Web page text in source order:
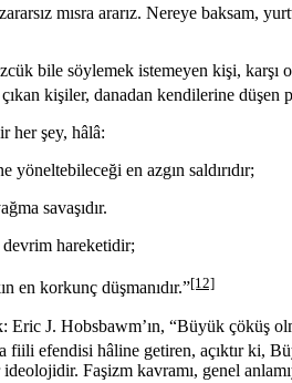
mısra ararız. Nereye baksam,
bile söylemek istemeyen kişi,
kişiler, danadan kendilerine düşen
her şey, hâlâ:
en azgın saldırıdır;
savaşıdır.
hareketidir;
en korkunç düşmanıdır.”[12]
Eric J. Hobsbawm’ın, “Büyük çöküş
fiili efendisi hâline getiren, açıktır ki,
Faşizm kavramı, genel